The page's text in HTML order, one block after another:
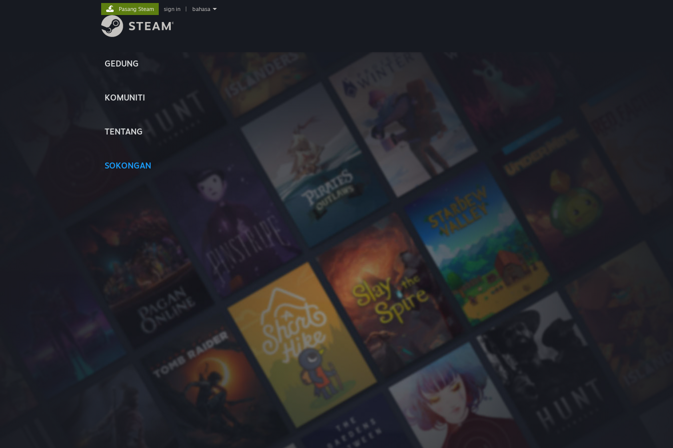
GEDUNG
KOMUNITI
TENTANG
SOKONGAN
Pasang Steam sign in bahasa